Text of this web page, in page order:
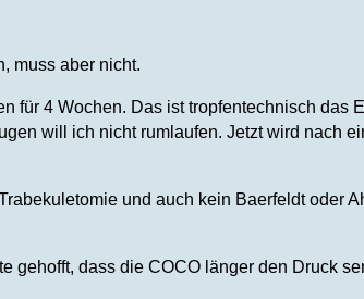
muss aber nicht.
für 4 Wochen. Das ist tropfentechnisch das
will ich nicht rumlaufen. Jetzt wird nach
und auch kein Baerfeldt oder
gehofft, dass die COCO länger den Druck